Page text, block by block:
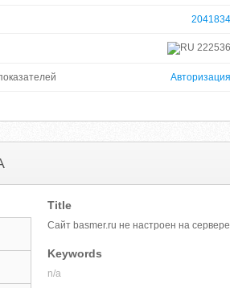
2041834
222536
Авторизация
Title
Сайт basmer.ru не настроен на сервере
Keywords
n/a